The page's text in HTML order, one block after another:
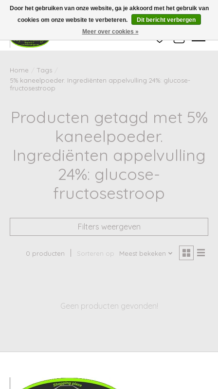
Wij zijn gesloten van 24 december tot en met 25 januari. Houd er rekening mee
dat de levertijd van uw bestelling in deze periode langer kan zijn dan
gebruikelijk.
Verlanglijst
Home Tags
5% kaneelpoeder. Ingrediënten appelvulling 24%: glucose-
fructosestroop
Producten getagd met 5%
kaneelpoeder.
Ingrediënten appelvulling
24%: glucose-
fructosestroop
Filters weergeven
0 producten Sorteren op Meest bekeken
Geen producten gevonden!
Door het gebruiken van onze website, ga je akkoord met het gebruik van
cookies om onze website te verbeteren.
Dit bericht verbergen
Meer over cookies »